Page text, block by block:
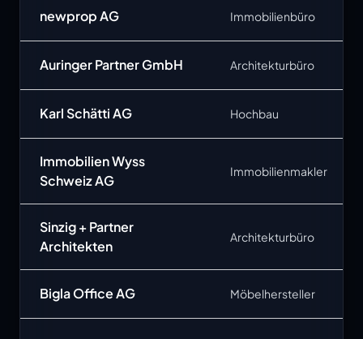
newprop AG Immobilienbüro
Auringer Partner GmbH Architekturbüro
Karl Schätti AG Hochbau
Immobilien Wyss
Schweiz AG
Immobilienmakler
Sinzig + Partner
Architekten
Architekturbüro
Bigla Office AG Möbelhersteller